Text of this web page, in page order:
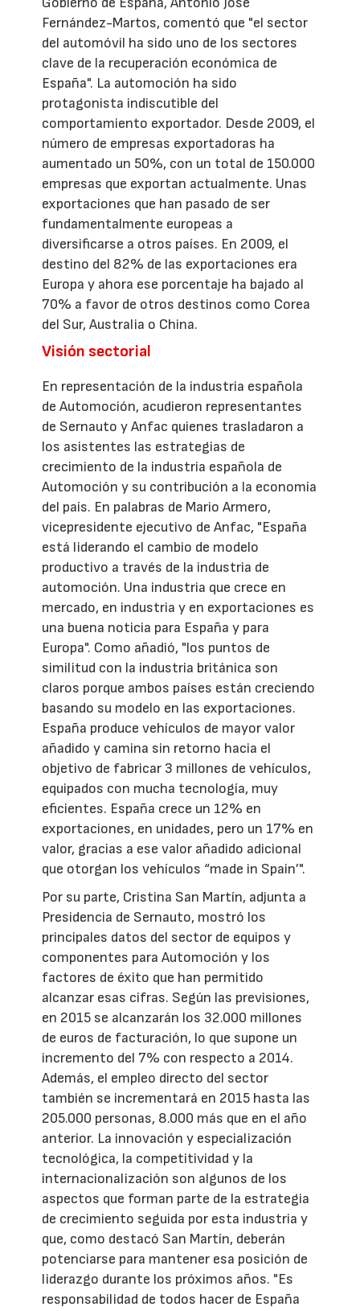
Fernández-Martos, comentó que "el sector
del automóvil ha sido uno de los sectores
clave de la recuperación económica de
España". La automoción ha sido
protagonista indiscutible del
comportamiento exportador. Desde 2009, el
número de empresas exportadoras ha
aumentado un 50%, con un total de 150.000
empresas que exportan actualmente. Unas
exportaciones que han pasado de ser
fundamentalmente europeas a
diversificarse a otros países. En 2009, el
destino del 82% de las exportaciones era
Europa y ahora ese porcentaje ha bajado al
70% a favor de otros destinos como Corea
del Sur, Australia o China.
Visión sectorial
En representación de la industria española
de Automoción, acudieron representantes
de Sernauto y Anfac quienes trasladaron a
los asistentes las estrategias de
crecimiento de la industria española de
Automoción y su contribución a la economía
del país. En palabras de Mario Armero,
vicepresidente ejecutivo de Anfac, "España
está liderando el cambio de modelo
productivo a través de la industria de
automoción. Una industria que crece en
mercado, en industria y en exportaciones es
una buena noticia para España y para
Europa". Como añadió, "los puntos de
similitud con la industria británica son
claros porque ambos países están creciendo
basando su modelo en las exportaciones.
España produce vehículos de mayor valor
añadido y camina sin retorno hacia el
objetivo de fabricar 3 millones de vehículos,
equipados con mucha tecnología, muy
eficientes. España crece un 12% en
exportaciones, en unidades, pero un 17% en
valor, gracias a ese valor añadido adicional
que otorgan los vehículos “made in Spain’".
Por su parte, Cristina San Martín, adjunta a
Presidencia de Sernauto, mostró los
principales datos del sector de equipos y
componentes para Automoción y los
factores de éxito que han permitido
alcanzar esas cifras. Según las previsiones,
en 2015 se alcanzarán los 32.000 millones
de euros de facturación, lo que supone un
incremento del 7% con respecto a 2014.
Además, el empleo directo del sector
también se incrementará en 2015 hasta las
205.000 personas, 8.000 más que en el año
anterior. La innovación y especialización
tecnológica, la competitividad y la
internacionalización son algunos de los
aspectos que forman parte de la estrategia
de crecimiento seguida por esta industria y
que, como destacó San Martín, deberán
potenciarse para mantener esa posición de
liderazgo durante los próximos años. "Es
responsabilidad de todos hacer de España